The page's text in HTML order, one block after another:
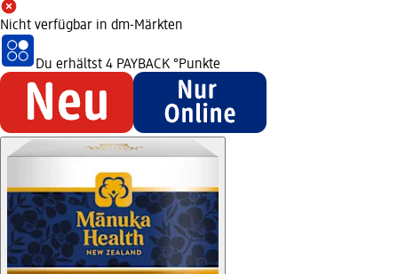
Nicht verfügbar in dm-Märkten
Du erhältst 4 PAYBACK °Punkte